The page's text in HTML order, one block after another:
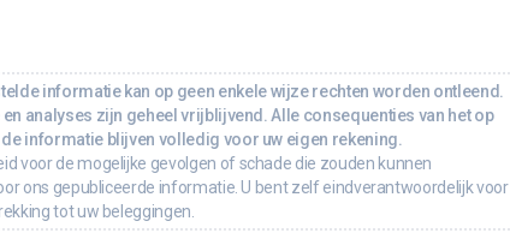
informatie kan op geen enkele wijze rechten worden ontleend.
analyses zijn geheel vrijblijvend. Alle consequenties van het op
informatie blijven volledig voor uw eigen rekening.
voor de mogelijke gevolgen of schade die zouden kunnen
ons gepubliceerde informatie. U bent zelf eindverantwoordelijk voor
tot uw beleggingen.